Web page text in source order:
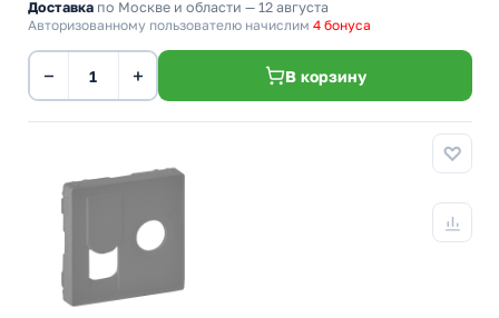
Доставка по Москве и области — 12 августа
Авторизованному пользователю начислим 4 бонуса
− + В корзину